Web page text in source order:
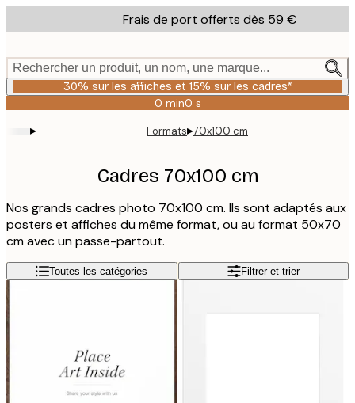
to
content.
Frais de port offerts dès 59 €
Rechercher un produit, un nom, une marque...
30% sur les affiches et 15% sur les cadres*
0 min0 s
Valable
jusqu'au
:
08-
06
▸ Formats▸70x100 cm
Cadres 70x100 cm
Nos grands cadres photo 70x100 cm. Ils sont adaptés aux
posters et affiches du même format, ou au format 50x70
cm avec un passe-partout.
Toutes les catégories Filtrer et trier